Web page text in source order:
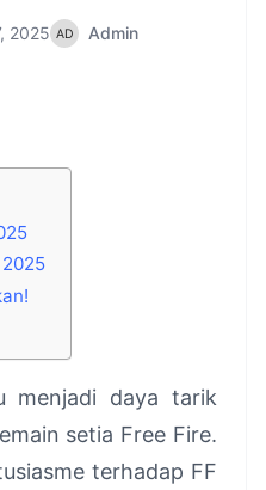
2025 Admin
menjadi daya tarik
setia Free Fire.
terhadap FF